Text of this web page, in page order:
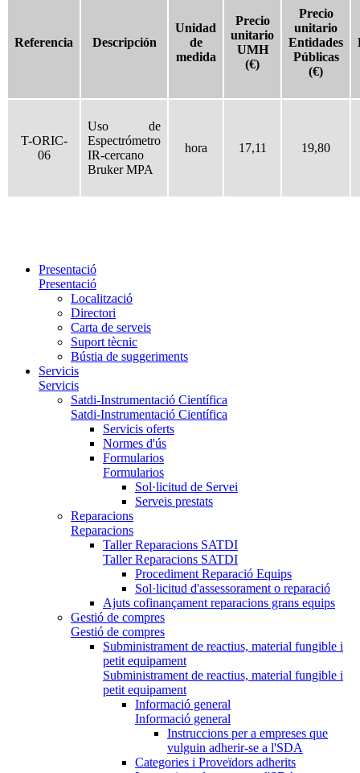
Referencia Descripción
Unidad
de
medida
Precio
unitario
UMH
(€)
Precio
unitario
Entidades
Públicas
(€)
T-ORIC-
06
Uso de
Espectrómetro
IR-cercano
Bruker MPA
hora 17,11 19,80
Presentació
Presentació
Localització
Directori
Carta de serveis
Suport tècnic
Bústia de suggeriments
Servicis
Servicis
Satdi-Instrumentació Científica
Satdi-Instrumentació Científica
Servicis oferts
Normes d'ús
Formularios
Formularios
Sol·licitud de Servei
Serveis prestats
Reparacions
Reparacions
Taller Reparacions SATDI
Taller Reparacions SATDI
Procediment Reparació Equips
Sol·licitud d'assessorament o reparació
Ajuts cofinançament reparacions grans equips
Gestió de compres
Gestió de compres
Subministrament de reactius, material fungible i
petit equipament
Subministrament de reactius, material fungible i
petit equipament
Informació general
Informació general
Instruccions per a empreses que
vulguin adherir-se a l'SDA
Categories i Proveïdors adherits